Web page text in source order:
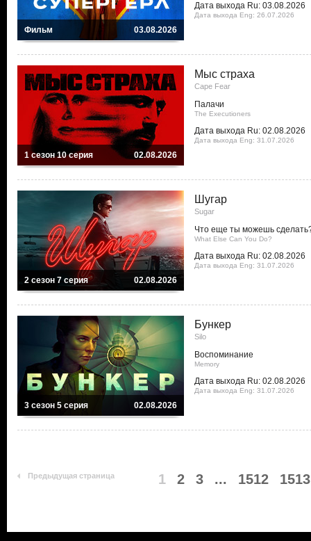
Фильм 03.08.2026
Дата выхода Ru: 03.08.2026
Дата выхода Eng: 26.07.2026
1 сезон 10 серия 02.08.2026
Мыс страха
Cape Fear
Палачи
The Executioners
Дата выхода Ru: 02.08.2026
Дата выхода Eng: 31.07.2026
2 сезон 7 серия 02.08.2026
Шугар
Sugar
Что еще ты можешь
What Else Can You Do?
Дата выхода Ru: 02.08.2026
Дата выхода Eng: 31.07.2026
3 сезон 5 серия 02.08.2026
Бункер
Silo
Воспоминание
Memory
Дата выхода Ru: 02.08.2026
Дата выхода Eng: 31.07.2026
Предыдущая страница 1 2 3 ... 1512 1513